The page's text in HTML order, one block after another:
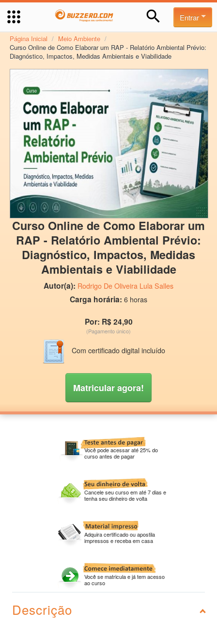
Entrar
Página Inicial / Meio Ambiente /
Curso Online de Como Elaborar um RAP - Relatório Ambiental Prévio:
Diagnóstico, Impactos, Medidas Ambientais e Viabilidade
Curso Online de Como Elaborar um
RAP - Relatório Ambiental Prévio:
Diagnóstico, Impactos, Medidas
Ambientais e Viabilidade
Autor(a): Rodrigo De Oliveira Lula Salles
Carga horária: 6 horas
Por: R$ 24,90
(Pagamento único)
Com certificado digital incluído
Matricular agora!
Você pode acessar até 25% do
curso antes de pagar
Cancele seu curso em até 7 dias e
tenha seu dinheiro de volta
Adquira certificado ou apostila
impressos e receba em casa
Você se matricula e já tem acesso
ao curso
Descrição